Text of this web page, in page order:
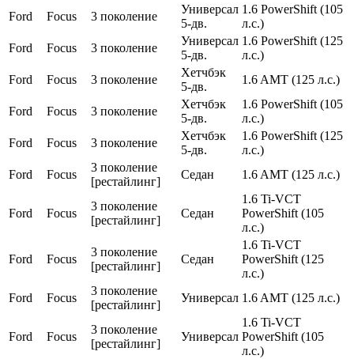
Ford
Focus 3 поколение
Универсал
5-дв.
1.6 PowerShift (105
л.с.)
Ford
Focus 3 поколение
Универсал
5-дв.
1.6 PowerShift (125
л.с.)
Ford
Focus 3 поколение
Хетчбэк
5-дв.
1.6 AMT (125 л.с.)
Ford Focus 3 поколение
Хетчбэк
5-дв.
1.6 PowerShift (105
л.с.)
Ford
Focus 3 поколение
Хетчбэк
5-дв.
1.6 PowerShift (125
л.с.)
Ford
Focus
3 поколение
[рестайлинг]
Седан 1.6 AMT (125 л.с.)
Ford Focus
3 поколение
[рестайлинг]
Седан
1.6 Ti-VCT
PowerShift (105
л.с.)
Ford Focus
3 поколение
[рестайлинг]
Седан
1.6 Ti-VCT
PowerShift (125
л.с.)
Ford
Focus
3 поколение
[рестайлинг]
Универсал 1.6 AMT (125 л.с.)
Ford Focus
3 поколение
[рестайлинг]
Универсал
1.6 Ti-VCT
PowerShift (105
л.с.)